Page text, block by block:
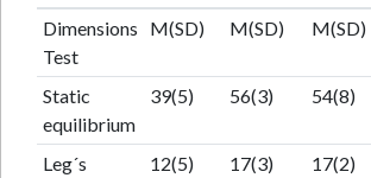
Dimensions
Test
M(SD) M(SD) M(SD)
Static
equilibrium
39(5) 56(3) 54(8)
Leg´s
12(5) 17(3) 17(2)